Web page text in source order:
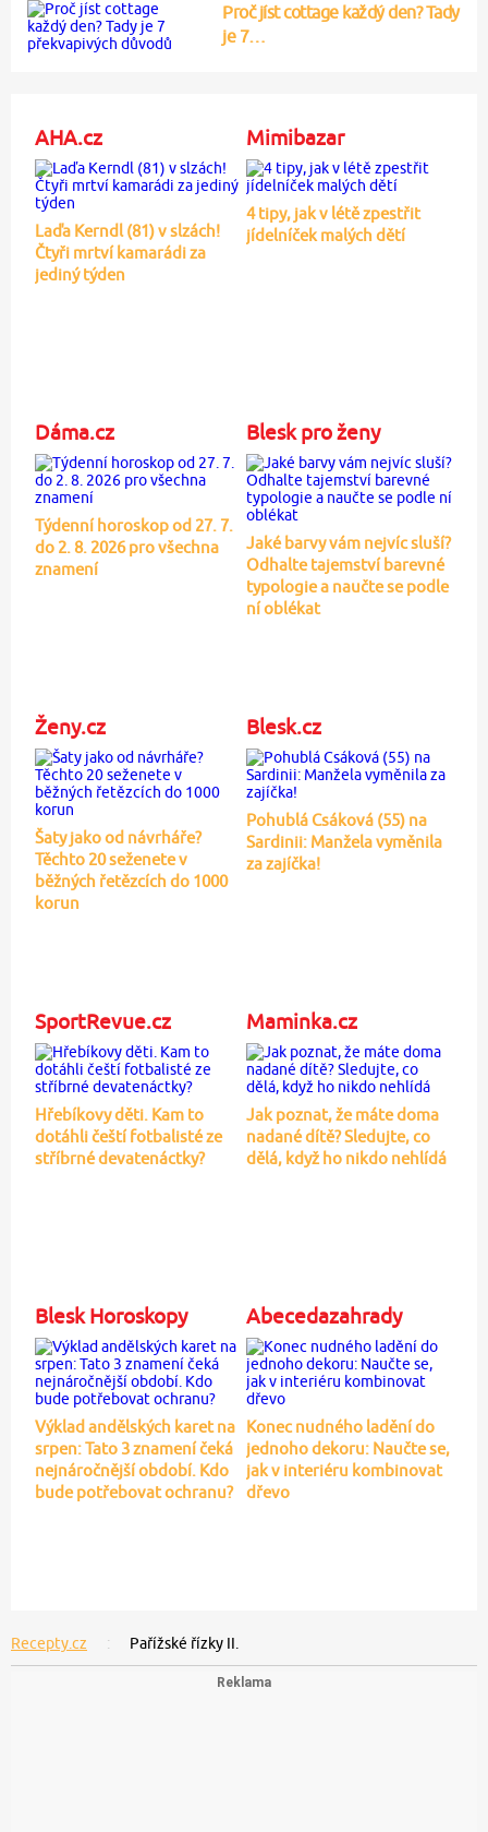
Proč jíst cottage každý den? Tady
je 7…
AHA.cz
Laďa Kerndl (81) v slzách!
Čtyři mrtví kamarádi za
jediný týden
Mimibazar
4 tipy, jak v létě zpestřit
jídelníček malých dětí
Dáma.cz
Týdenní horoskop od 27. 7.
do 2. 8. 2026 pro všechna
znamení
Blesk pro ženy
Jaké barvy vám nejvíc sluší?
Odhalte tajemství barevné
typologie a naučte se podle
ní oblékat
Ženy.cz
Šaty jako od návrháře?
Těchto 20 seženete v
běžných řetězcích do 1000
korun
Blesk.cz
Pohublá Csáková (55) na
Sardinii: Manžela vyměnila
za zajíčka!
SportRevue.cz
Hřebíkovy děti. Kam to
dotáhli čeští fotbalisté ze
stříbrné devatenáctky?
Maminka.cz
Jak poznat, že máte doma
nadané dítě? Sledujte, co
dělá, když ho nikdo nehlídá
Blesk Horoskopy
Výklad andělských karet na
srpen: Tato 3 znamení čeká
nejnáročnější období. Kdo
bude potřebovat ochranu?
Abecedazahrady
Konec nudného ladění do
jednoho dekoru: Naučte se,
jak v interiéru kombinovat
dřevo
Recepty.cz Pařížské řízky II.